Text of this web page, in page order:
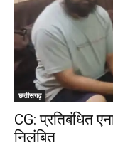
छत्तीसगढ़
CG: प्रतिबंधित
निलंबित